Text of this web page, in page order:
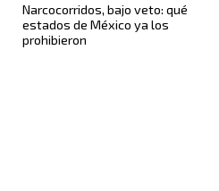
Narcocorridos, bajo veto: qué
estados de México ya los
prohibieron